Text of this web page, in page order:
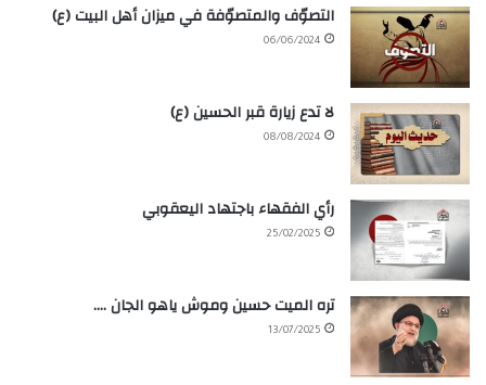
التصوّف والمتصوّفة في ميزان أهل البيت (ع)
06/06/2024
لا تدع زيارة قبر الحسين (ع)
08/08/2024
رأي الفقهاء باجتهاد اليعقوبي
25/02/2025
تره الميت حسين وموش ياهو الجان ….
13/07/2025